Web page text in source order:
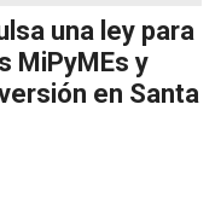
una ley para
MiPyMEs y
en Santa